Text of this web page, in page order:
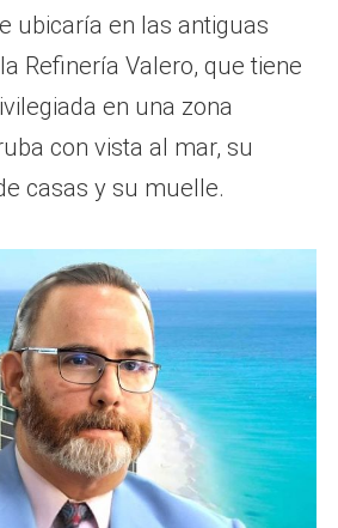
ubicaría en las antiguas
Refinería Valero, que tiene
en una zona
con vista al mar, su
casas y su muelle.